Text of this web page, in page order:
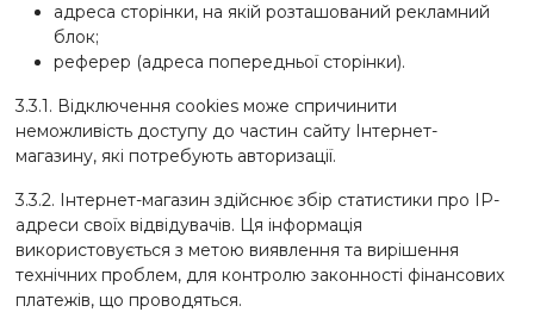
адреса сторінки, на якій розташований рекламний
блок;
реферер (адреса попередньої сторінки).
3.3.1. Відключення cookies може спричинити
неможливість доступу до частин сайту Інтернет-
магазину, які потребують авторизації.
3.3.2. Інтернет-магазин здійснює збір статистики про IP-
адреси своїх відвідувачів. Ця інформація
використовується з метою виявлення та вирішення
технічних проблем, для контролю законності фінансових
платежів, що проводяться.